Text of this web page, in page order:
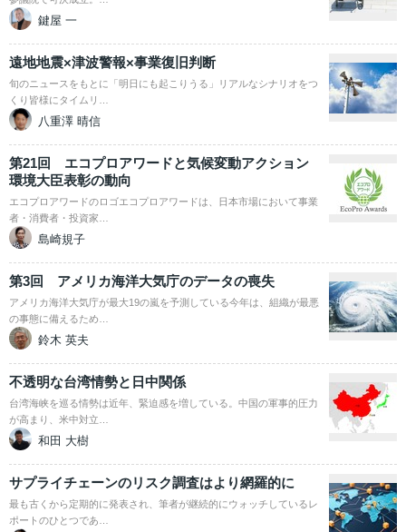
鍵屋 一
遠地地震×津波警報×事業復旧判断
旬のニュースをもとに「明日にも起こりうる」リアルなシナリオをつ
くり皆様にタイムリ…
八重澤 晴信
第21回 エコプロアワードと気候変動アクション
環境大臣表彰の動向
エコプロアワードのロゴエコプロアワードは、日本市場において事業
者・消費者・投資家…
島崎規子
第3回 アメリカ海洋大気庁のデータの喪失
アメリカ海洋大気庁が最大19の嵐を予測している今年は、組織が最悪
の事態に備えるため…
鈴木 英夫
不透明な台湾情勢と日中関係
台湾海峡を巡る情勢は近年、緊迫感を増している。中国の軍事的圧力
が高まり、米中対立…
和田 大樹
サプライチェーンのリスク調査はより網羅的に
最も古くから定期的に発表され、筆者が継続的にウォッチしているレ
ポートのひとつであ…